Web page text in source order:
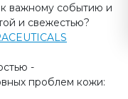
важному событию и
и свежестью?
-
проблем кожи: